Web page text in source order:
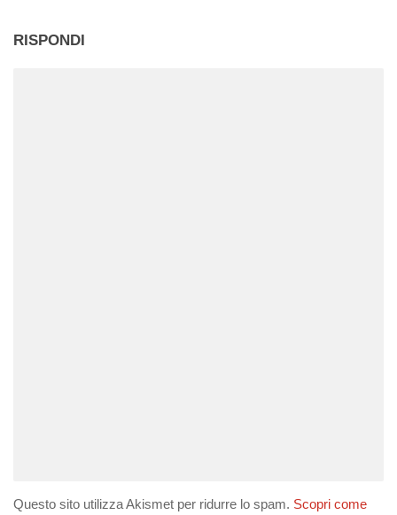
RISPONDI
Questo sito utilizza Akismet per ridurre lo spam. Scopri come